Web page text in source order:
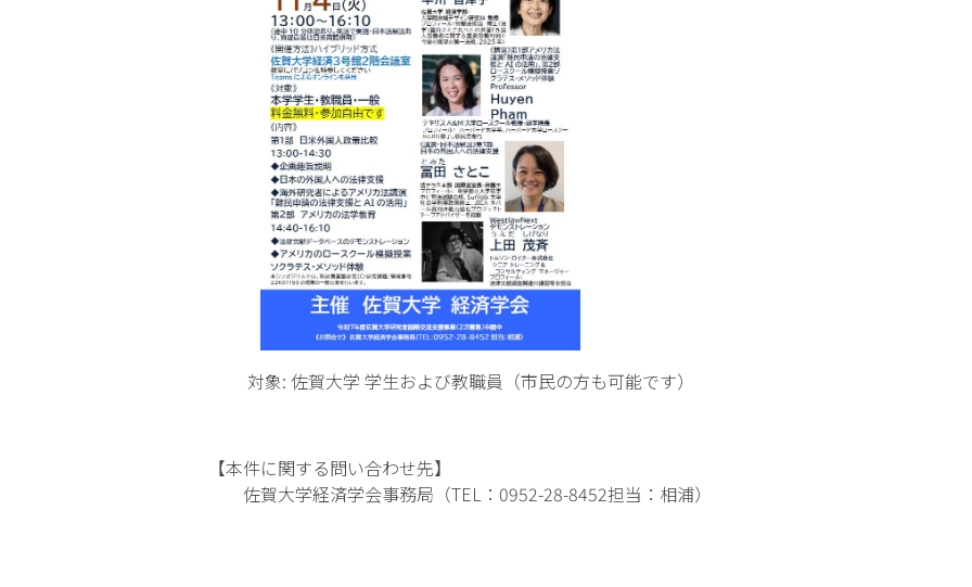
対象: 佐賀大学 学生および教職員（市民の方も可能です）
【本件に関する問い合わせ先】
佐賀大学経済学会事務局（TEL：0952-28-8452担当：相浦）